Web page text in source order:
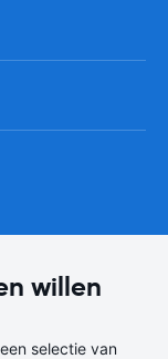
willen
selectie van